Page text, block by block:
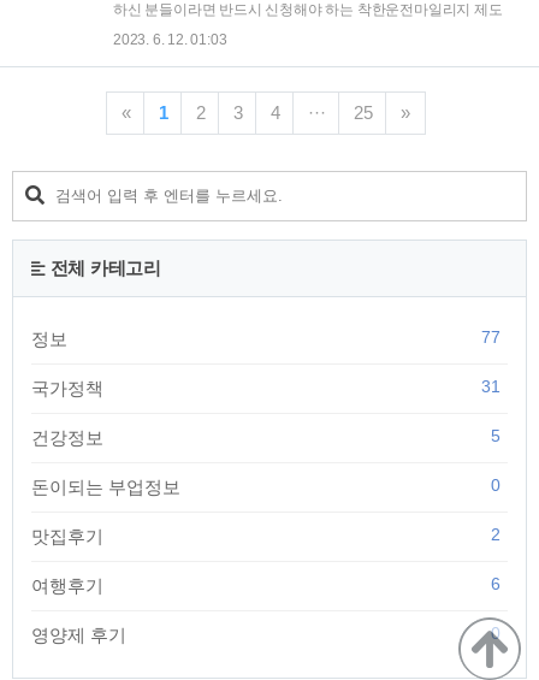
하신 분들이라면 반드시 신청해야 하는 착한운전마일리지 제도
신청방법에 대해서 쉽고 빠르게 알려드리겠습니다. 착한 운전
부터 1년간 교통위반, 사고를 내지 않으면 운전마일리지 10점
이 적립되는 제도입니다. 마일리지를 적립하려면? 마일리지를
반 : 서약 기간중 운전면허 취소, 정비, 범칙금 통고처분, 과태료
처분을 받지 아니할 것 -무사고 : 착한운전마일리지 서약기간중
2023. 6. 12. 01:03
« 1 2 3 4 ··· 25 »
전체 카테고리
정보 77
국가정책 31
건강정보 5
돈이되는 부업정보 0
맛집후기 2
여행후기 6
영양제 후기 0